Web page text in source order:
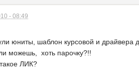
- 08:49
юниты, шаблон курсовой и драйвера
можешь, хоть парочку?!!
ЛИК?